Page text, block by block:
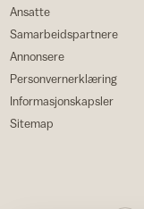
Ansatte
Samarbeidspartnere
Annonsere
Personvernerklæring
Informasjonskapsler
Sitemap